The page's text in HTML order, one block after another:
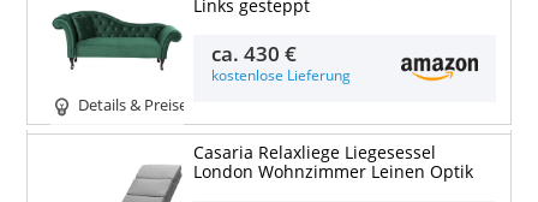
Details & Preise
Links gesteppt
ca.430 €
kostenlose Lieferung
Casaria Relaxliege Liegesessel
London Wohnzimmer Leinen Optik